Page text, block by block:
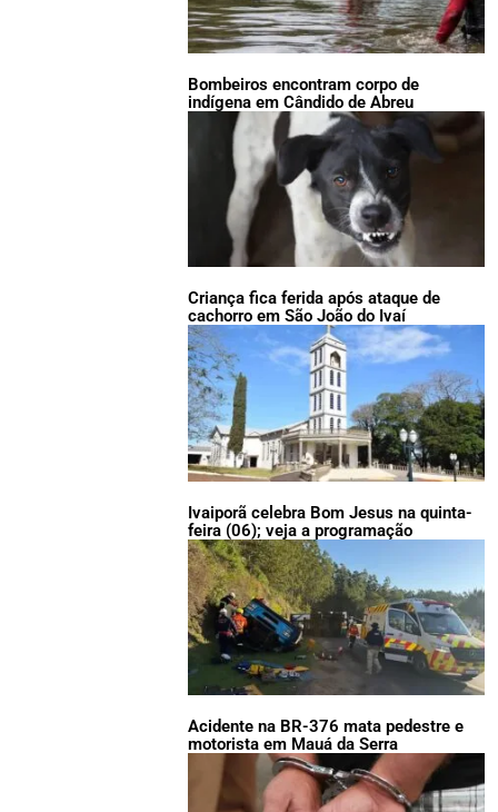
Bombeiros encontram corpo de
indígena em Cândido de Abreu
Criança fica ferida após ataque de
cachorro em São João do Ivaí
Ivaiporã celebra Bom Jesus na quinta-
feira (06); veja a programação
Acidente na BR-376 mata pedestre e
motorista em Mauá da Serra